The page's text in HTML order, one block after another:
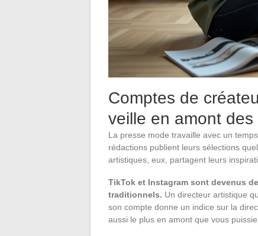
Comptes de
veille en amont des
La presse mode travaille avec un
rédactions publient leurs sélections
artistiques, eux, partagent leurs
TikTok et Instagram sont devenus
traditionnels. Un directeur artistique
son compte donne un indice sur la
aussi le plus en amont que vous